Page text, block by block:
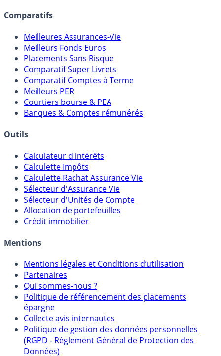
Comparatifs
Meilleures Assurances-Vie
Meilleurs Fonds Euros
Placements Sans Risque
Comparatif Super Livrets
Comparatif Comptes à Terme
Meilleurs PER
Courtiers bourse & PEA
Banques & Comptes rémunérés
Outils
Calculateur d'intérêts
Calculette Impôts
Calculette Rachat Assurance Vie
Sélecteur d'Assurance Vie
Sélecteur d'Unités de Compte
Allocation de portefeuilles
Crédit immobilier
Mentions
Mentions légales et Conditions d’utilisation
Partenaires
Qui sommes-nous ?
Politique de référencement des placements
épargne
Collecte avis internautes
Politique de gestion des données personnelles
(RGPD - Règlement Général de Protection des
Données)